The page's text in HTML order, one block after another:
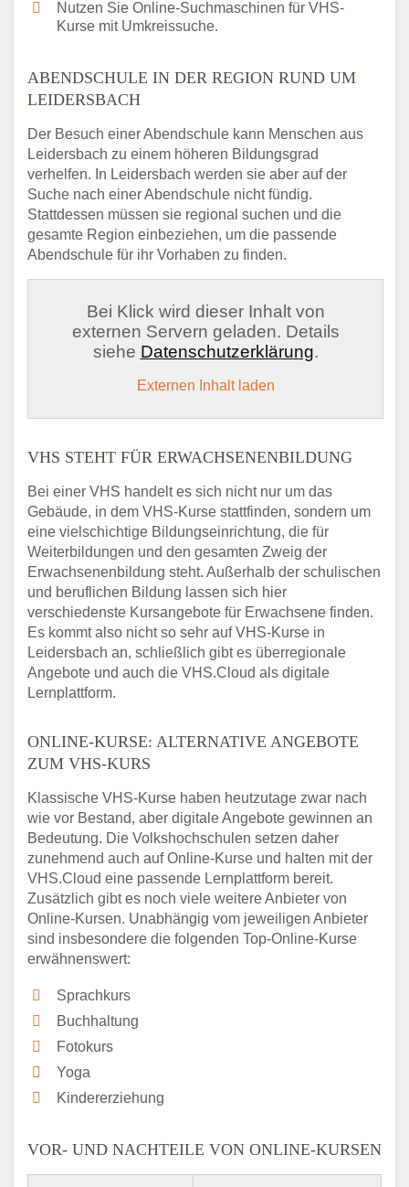
Nutzen Sie Online-Suchmaschinen für VHS-
Kurse mit Umkreissuche.
ABENDSCHULE IN DER REGION RUND UM
LEIDERSBACH
Der Besuch einer Abendschule kann Menschen aus
Leidersbach zu einem höheren Bildungsgrad
verhelfen. In Leidersbach werden sie aber auf der
Suche nach einer Abendschule nicht fündig.
Stattdessen müssen sie regional suchen und die
gesamte Region einbeziehen, um die passende
Abendschule für ihr Vorhaben zu finden.
Bei Klick wird dieser Inhalt von
externen Servern geladen. Details
siehe Datenschutzerklärung.
Externen Inhalt laden
VHS STEHT FÜR ERWACHSENENBILDUNG
Bei einer VHS handelt es sich nicht nur um das
Gebäude, in dem VHS-Kurse stattfinden, sondern um
eine vielschichtige Bildungseinrichtung, die für
Weiterbildungen und den gesamten Zweig der
Erwachsenenbildung steht. Außerhalb der schulischen
und beruflichen Bildung lassen sich hier
verschiedenste Kursangebote für Erwachsene finden.
Es kommt also nicht so sehr auf VHS-Kurse in
Leidersbach an, schließlich gibt es überregionale
Angebote und auch die VHS.Cloud als digitale
Lernplattform.
ONLINE-KURSE: ALTERNATIVE ANGEBOTE
ZUM VHS-KURS
Klassische VHS-Kurse haben heutzutage zwar nach
wie vor Bestand, aber digitale Angebote gewinnen an
Bedeutung. Die Volkshochschulen setzen daher
zunehmend auch auf Online-Kurse und halten mit der
VHS.Cloud eine passende Lernplattform bereit.
Zusätzlich gibt es noch viele weitere Anbieter von
Online-Kursen. Unabhängig vom jeweiligen Anbieter
sind insbesondere die folgenden Top-Online-Kurse
erwähnenswert:
Sprachkurs
Buchhaltung
Fotokurs
Yoga
Kindererziehung
VOR- UND NACHTEILE VON ONLINE-KURSEN